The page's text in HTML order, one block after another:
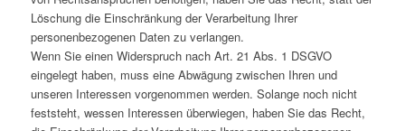
Löschung die Einschränkung der Verarbeitung Ihrer
personenbezogenen Daten zu verlangen.
Wenn Sie einen Widerspruch nach Art. 21 Abs. 1 DSGVO
eingelegt haben, muss eine Abwägung zwischen Ihren und
unseren Interessen vorgenommen werden. Solange noch nicht
feststeht, wessen Interessen überwiegen, haben Sie das Recht,